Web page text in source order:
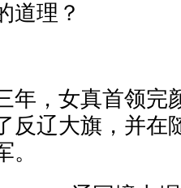
道理？
年，女真首领完
反辽大旗，并在